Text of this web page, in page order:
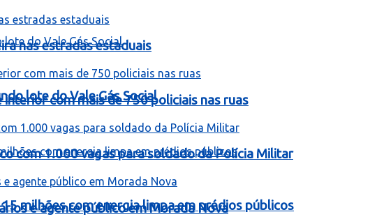
lote do Vale Gás Social
milhões com energia limpa em prédios públicos
nas estradas estaduais
com mais de 750 policiais nas ruas
com 1.000 vagas para soldado da Polícia Militar
e agente público em Morada Nova